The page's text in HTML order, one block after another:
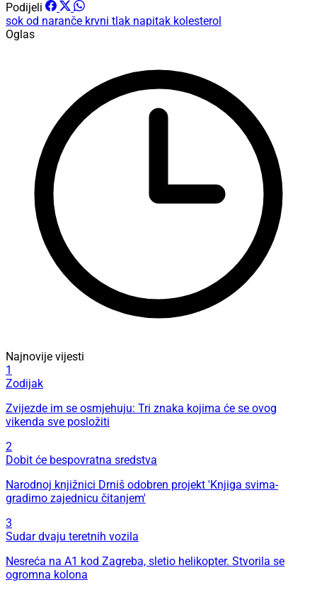
Podijeli
sok od naranče krvni tlak napitak kolesterol
Oglas
Najnovije vijesti
1
Zodijak
Zvijezde im se osmjehuju: Tri znaka kojima će se ovog
vikenda sve posložiti
2
Dobit će bespovratna sredstva
Narodnoj knjižnici Drniš odobren projekt 'Knjiga svima-
gradimo zajednicu čitanjem'
3
Sudar dvaju teretnih vozila
Nesreća na A1 kod Zagreba, sletio helikopter. Stvorila se
ogromna kolona